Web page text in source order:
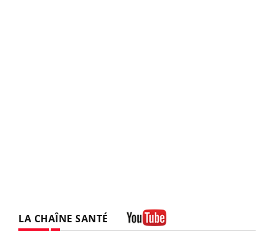
LA CHAÎNE SANTÉ